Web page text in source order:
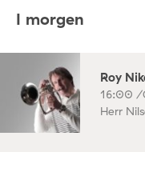
I morgen
Roy
16:00 /
Herr